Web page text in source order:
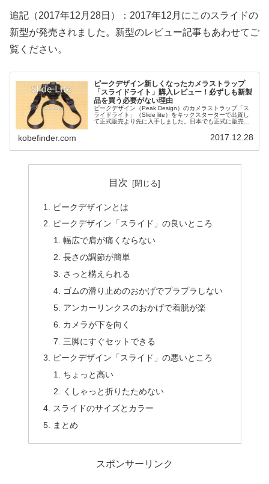
追記（2017年12月28日）：2017年12月にこのスライドの
新型が発売されました。新型のレビュー記事もあわせてご
覧ください。
ピークデザイン新しくなったカメラストラップ
「スライドライト」購入レビュー！必ずしも新製
品を買う必要がない理由
ピークデザイン（Peak Design）のカメラストラップ「ス
ライドライト」（Slide lite）をキックスターターで出資し
て正式販売より先に入手しました。日本でも正式に販売開
kobefinder.com 2017.12.28
目次
ピークデザインとは
ピークデザイン「スライド」の良いところ
幅広で肩が痛くならない
長さの調節が簡単
さっと構えられる
ゴムの滑り止めのおかげでプラプラしない
アンカーリンクスのおかげで着脱が楽
カメラが下を向く
三脚にすぐセットできる
ピークデザイン「スライド」の悪いところ
ちょっと高い
くしゃっと折りたためない
スライドのサイズとカラー
まとめ
スポンサーリンク